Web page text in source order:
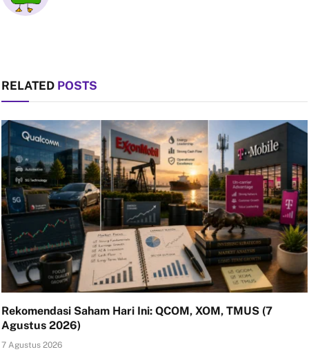
RELATED POSTS
Rekomendasi Saham Hari Ini: QCOM, XOM, TMUS (7
Agustus 2026)
7 Agustus 2026